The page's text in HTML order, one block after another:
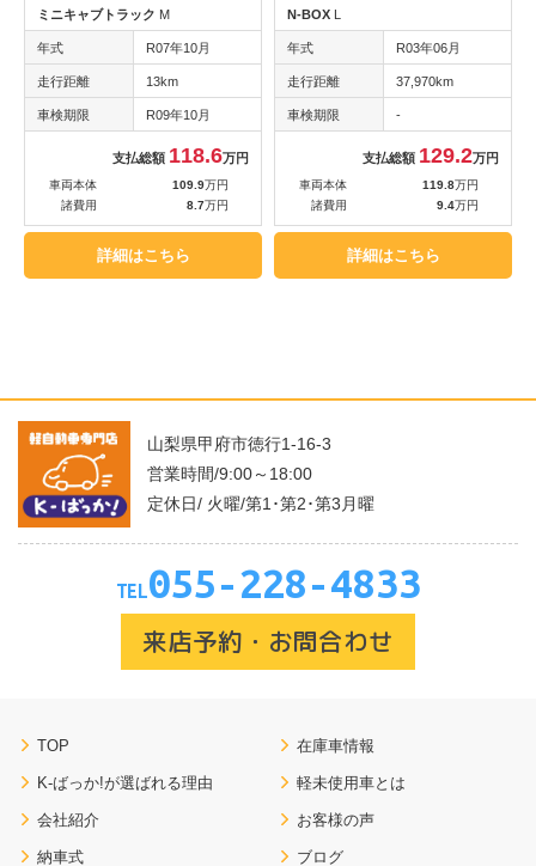
ミニキャブトラック M
年式 R07年10月
走行距離 13km
車検期限 R09年10月
支払総額 118.6万円
車両本体 109.9万円
諸費用
8.7万円
詳細はこちら
N-BOX L
年式 R03年06月
走行距離 37,970km
車検期限 -
支払総額 129.2万円
車両本体 119.8万円
諸費用
9.4万円
詳細はこちら
山梨県甲府市徳行1-16-3
営業時間/9:00～18:00
定休日/ 火曜/第1･第2･第3月曜
TEL055-228-4833
来店予約・お問合わせ
TOP 在庫車情報
K-ばっか!が選ばれる理由 軽未使用車とは
会社紹介 お客様の声
納車式 ブログ